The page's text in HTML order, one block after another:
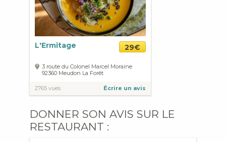
L'Ermitage 29€
3 route du Colonel Marcel Moraine
92360 Meudon La Forêt
2765 vues Écrire un avis
DONNER SON AVIS SUR LE
RESTAURANT :